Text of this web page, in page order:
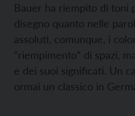
Bauer ha riempito di toni
disegno quanto nelle
assoluti, comunque, i
“riempimento” di spazi,
e dei suoi significati. Un
ormai un classico in